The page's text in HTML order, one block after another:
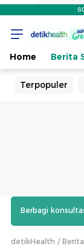
Home Berita
Terpopuler
Berbagi
detikHealth